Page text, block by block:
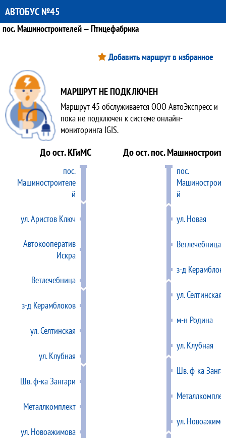
АВТОБУС №45
пос. Машиностроителей — Птицефабрика
Добавить маршрут в избранное
МАРШРУТ НЕ ПОДКЛЮЧЕН
Маршрут 45 обслуживается ООО АвтоЭкспресс и
пока не подключен к системе онлайн-
мониторинга IGIS.
До ост. КГиМС
пос.
Машиностроителе
й
ул. Аристов Ключ
Автокооператив
Искра
Ветлечебница
з-д Керамблоков
ул. Селтинская
ул. Клубная
Шв. ф-ка Зангари
Металлкомплект
ул. Новоажимова
До ост. пос.
пос.
й
ул. Новая
Ветлечебница
з-д
ул. Селтинская
м-н Родина
ул. Клубная
Шв. ф-ка
ул.